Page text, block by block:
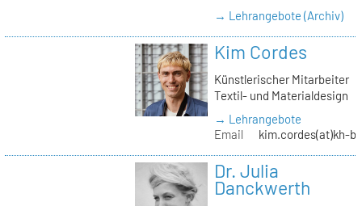
→ Lehrangebote (Archiv)
Kim Cordes
Künstlerischer Mitarbeiter
Textil- und Materialdesign
→ Lehrangebote
Email
kim.cordes(at)kh-
Dr. Julia
Danckwerth